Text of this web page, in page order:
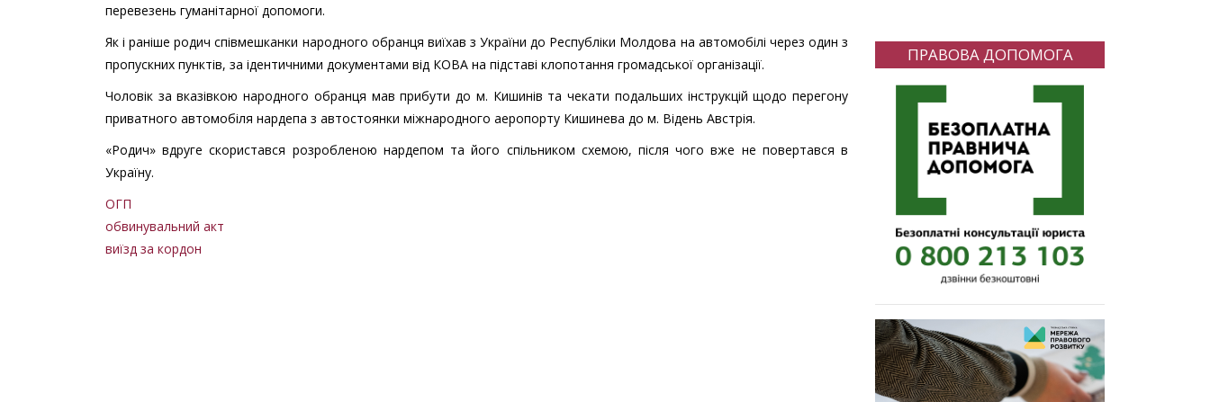
перевезень гуманітарної допомоги.
Як і раніше родич співмешканки народного обранця виїхав з України до Республіки Молдова на автомобілі через один з
пропускних пунктів, за ідентичними документами від КОВА на підставі клопотання громадської організації.
Чоловік за вказівкою народного обранця мав прибути до м. Кишинів та чекати подальших інструкцій щодо перегону
приватного автомобіля нардепа з автостоянки міжнародного аеропорту Кишинева до м. Відень Австрія.
«Родич» вдруге скористався розробленою нардепом та його спільником схемою, після чого вже не повертався в
Україну.
ОГП
обвинувальний акт
виїзд за кордон
ПРАВОВА ДОПОМОГА